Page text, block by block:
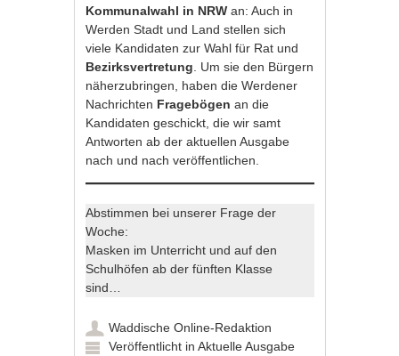
Kommunalwahl in NRW an: Auch in
Werden Stadt und Land stellen sich
viele Kandidaten zur Wahl für Rat und
Bezirksvertretung . Um sie den Bürgern
näherzubringen, haben die Werdener
Nachrichten Fragebögenan die
Kandidaten geschickt, die wir samt
Antworten ab der aktuellen Ausgabe
nach und nach veröffentlichen.
Abstimmen bei unserer Frage der
Woche:
Masken im Unterricht und auf den
Schulhöfen ab der fünften Klasse
sind…
Waddische Online-Redaktion
Veröffentlicht inAktuelle Ausgabe